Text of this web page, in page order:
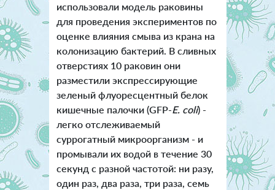
использовали модель раковины
для проведения экспериментов по
оценке влияния смыва из крана на
колонизацию бактерий. В сливных
отверстиях 10 раковин они
разместили экспрессирующие
зеленый флуоресцентный белок
кишечные палочки (GFP-E. coli) -
легко отслеживаемый
суррогатный микроорганизм - и
промывали их водой в течение 30
секунд с разной частотой: ни разу,
один раз, два раза, три раза, семь